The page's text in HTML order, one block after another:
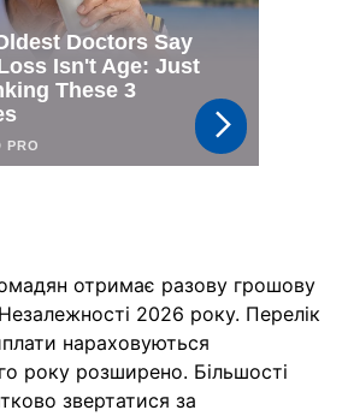
отримає разову грошову
2026 року. Перелік
нараховуються
року розширено. Більшості
звертатися за